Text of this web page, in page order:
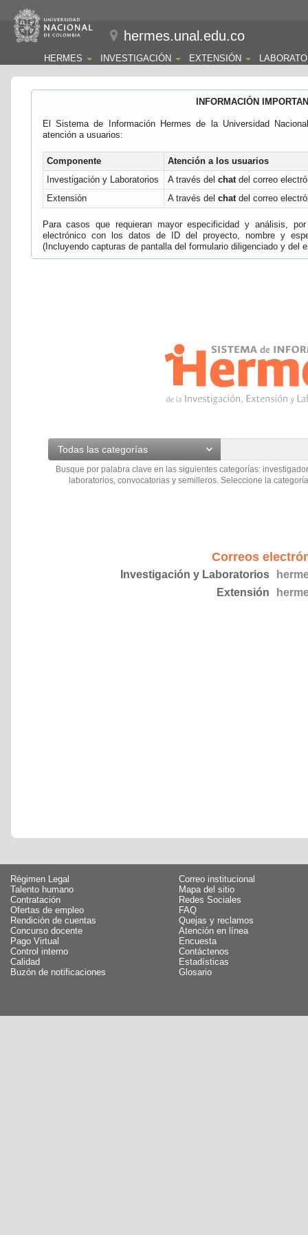
hermes.unal.edu.co
HERMES INVESTIGACIÓN EXTENSIÓN
INFORMACIÓN
El Sistema de Información Hermes de la Universidad
atención a usuarios:
Componente
Atención a los usuarios
Investigación y Laboratorios
A través del chatdel correo
Extensión
A través del chatdel correo
Para casos que requieran mayor especificidad y análisis,
electrónico con los datos de ID del proyecto, nombre y
(Incluyendo capturas de pantalla del formulario diligenciado y del
Todas las categorías
Busque por palabra clave en las siguientes categorías:
laboratorios, convocatorias y semilleros. Seleccione la
Correos
Investigación y Laboratorios
Extensión
Régimen Legal
Talento humano
Contratación
Ofertas de empleo
Rendición de cuentas
Concurso docente
Pago Virtual
Control interno
Calidad
Buzón de notificaciones
Correo institucional
Mapa del sitio
Redes Sociales
FAQ
Quejas y reclamos
Atención en línea
Encuesta
Contáctenos
Estadísticas
Glosario